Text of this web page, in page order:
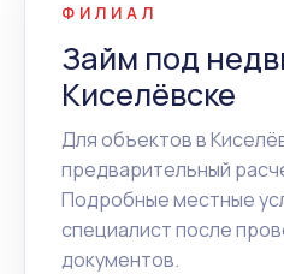
ФИЛИАЛ
Займ под
Киселёвске
Для объектов в
предварительный
Подробные местные
специалист после
документов.